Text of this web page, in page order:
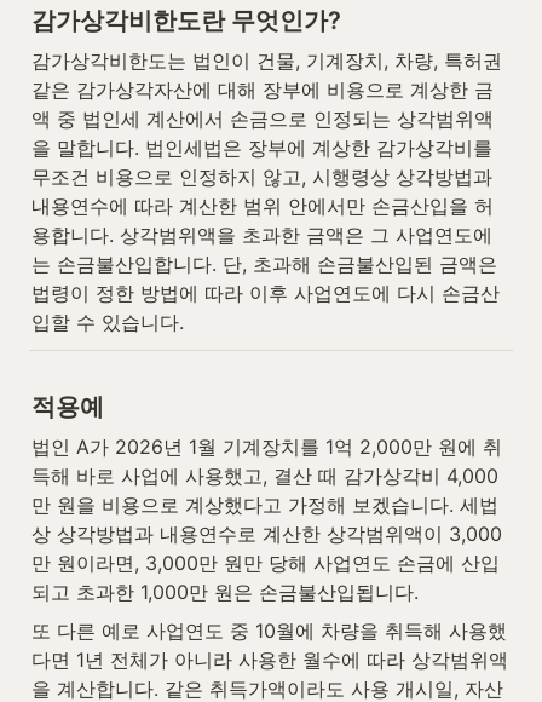
감가상각비한도란 무엇인가?
감가상각비한도는 법인이 건물, 기계장치, 차량, 특허권
같은 감가상각자산에 대해 장부에 비용으로 계상한 금
액 중 법인세 계산에서 손금으로 인정되는 상각범위액
을 말합니다. 법인세법은 장부에 계상한 감가상각비를
무조건 비용으로 인정하지 않고, 시행령상 상각방법과
내용연수에 따라 계산한 범위 안에서만 손금산입을 허
용합니다. 상각범위액을 초과한 금액은 그 사업연도에
는 손금불산입합니다. 단, 초과해 손금불산입된 금액은
법령이 정한 방법에 따라 이후 사업연도에 다시 손금산
입할 수 있습니다.
적용예
법인 A가 2026년 1월 기계장치를 1억 2,000만 원에 취
득해 바로 사업에 사용했고, 결산 때 감가상각비 4,000
만 원을 비용으로 계상했다고 가정해 보겠습니다. 세법
상 상각방법과 내용연수로 계산한 상각범위액이 3,000
만 원이라면, 3,000만 원만 당해 사업연도 손금에 산입
되고 초과한 1,000만 원은 손금불산입됩니다.
또 다른 예로 사업연도 중 10월에 차량을 취득해 사용했
다면 1년 전체가 아니라 사용한 월수에 따라 상각범위액
을 계산합니다. 같은 취득가액이라도 사용 개시일, 자산